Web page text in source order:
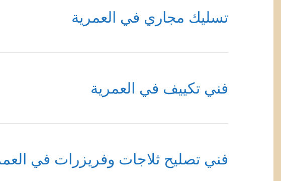
تسليك مجاري في العمرية
فني تكييف في العمرية
فني تصليح ثلاجات وفريزرات في